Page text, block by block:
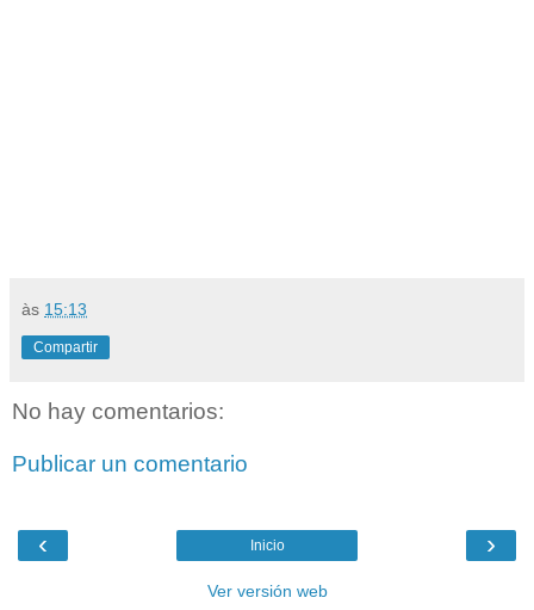
às 15:13
Compartir
No hay comentarios:
Publicar un comentario
‹ ›
Inicio
Ver versión web